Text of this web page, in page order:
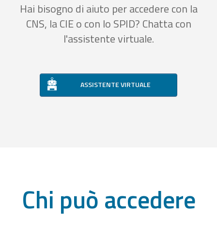
Hai bisogno di aiuto per accedere con la
CNS, la CIE o con lo SPID? Chatta con
l'assistente virtuale.
ASSISTENTE VIRTUALE
Chi può accedere